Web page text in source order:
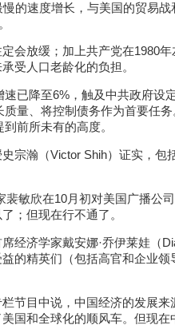
的速度增长，与美国的贸易
会放缓；加上共产党在1980
受人口老龄化的负担。
已降至6%，触及中共政府设
质量、将控制债务作为首要任
前所未有的高度。
宗瀚（Victor Shih）证实，包
裴敏欣在10月初对美国广播公
；但现在行不通了。
经济学家戴安娜·乔伊莱娃（
的精英们（包括高官和企业
栏节目中说，中国经济的发展
国和全球化的顺风车。但现在